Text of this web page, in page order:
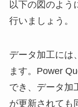
以下の図のよう
行いましょう。
データ加工には
ます。Power
でき、データ加
が更新されても